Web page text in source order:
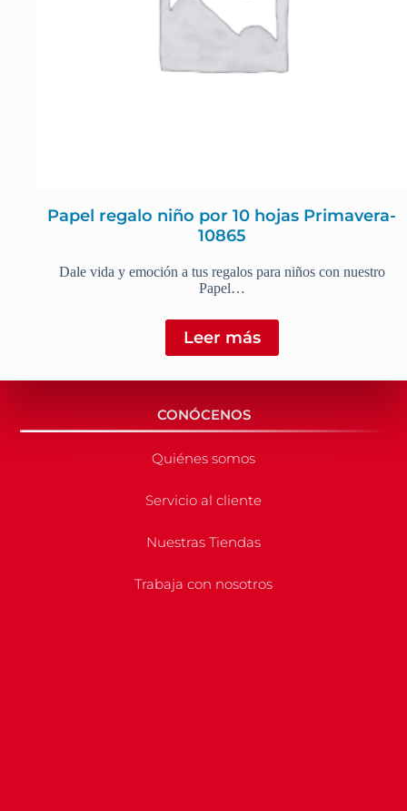
Papel regalo niño por 10 hojas Primavera-
10865
Dale vida y emoción a tus regalos para niños con nuestro
Papel…
Leer más
CONÓCENOS
Quiénes somos
Servicio al cliente
Nuestras Tiendas
Trabaja con nosotros